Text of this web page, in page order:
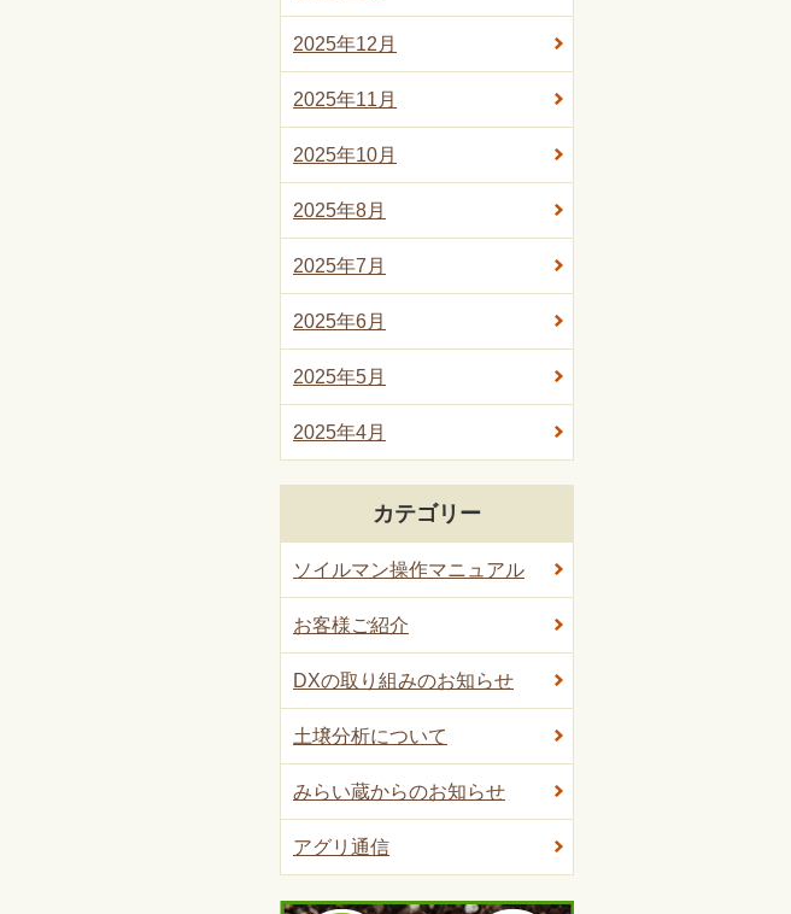
2025年12月
2025年11月
2025年10月
2025年8月
2025年7月
2025年6月
2025年5月
2025年4月
カテゴリー
ソイルマン操作マニュアル
お客様ご紹介
DXの取り組みのお知らせ
土壌分析について
みらい蔵からのお知らせ
アグリ通信